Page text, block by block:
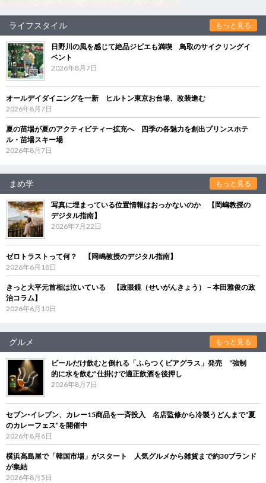
ライフスタイル もっと見る
日野川の風を感じて絶品ジビエも満喫 鳥取のサイクリングイ
ベント
2026年8月7日
オールデイダイニングを一新 ヒルトン東京お台場、改装進む
2026年8月7日
夏の苗場が夏のアクティビティー拡充へ 四季の各魅力を創出プリンスホテ
ル・苗場スキー場
2026年8月7日
まめ学 もっと見る
写真に埋まっている位置情報はおっかないのか 【岡嶋教授の
デジタル指南】
2026年7月22日
ゼロトラストって何？ 【岡嶋教授のデジタル指南】
2026年6月18日
きっと大平元首相は泣いている 【政眼鏡（せいがんきょう）－本田雅俊の政
治コラム】
2026年6月10日
グルメ もっと見る
ビールだけ飲むと倒れる「ふらつくビアグラス」発売 “強制
的に水を飲む”仕掛けで適正飲酒を後押し
2026年8月7日
セブン‐イレブン、カレー15商品を一斉投入 名店監修から冷製うどんまで“夏
のカレーフェス”を開催中
2026年8月6日
横浜高島屋で「韓国市場」がスタート 人気グルメから雑貨まで約30ブランド
が集結
2026年8月5日